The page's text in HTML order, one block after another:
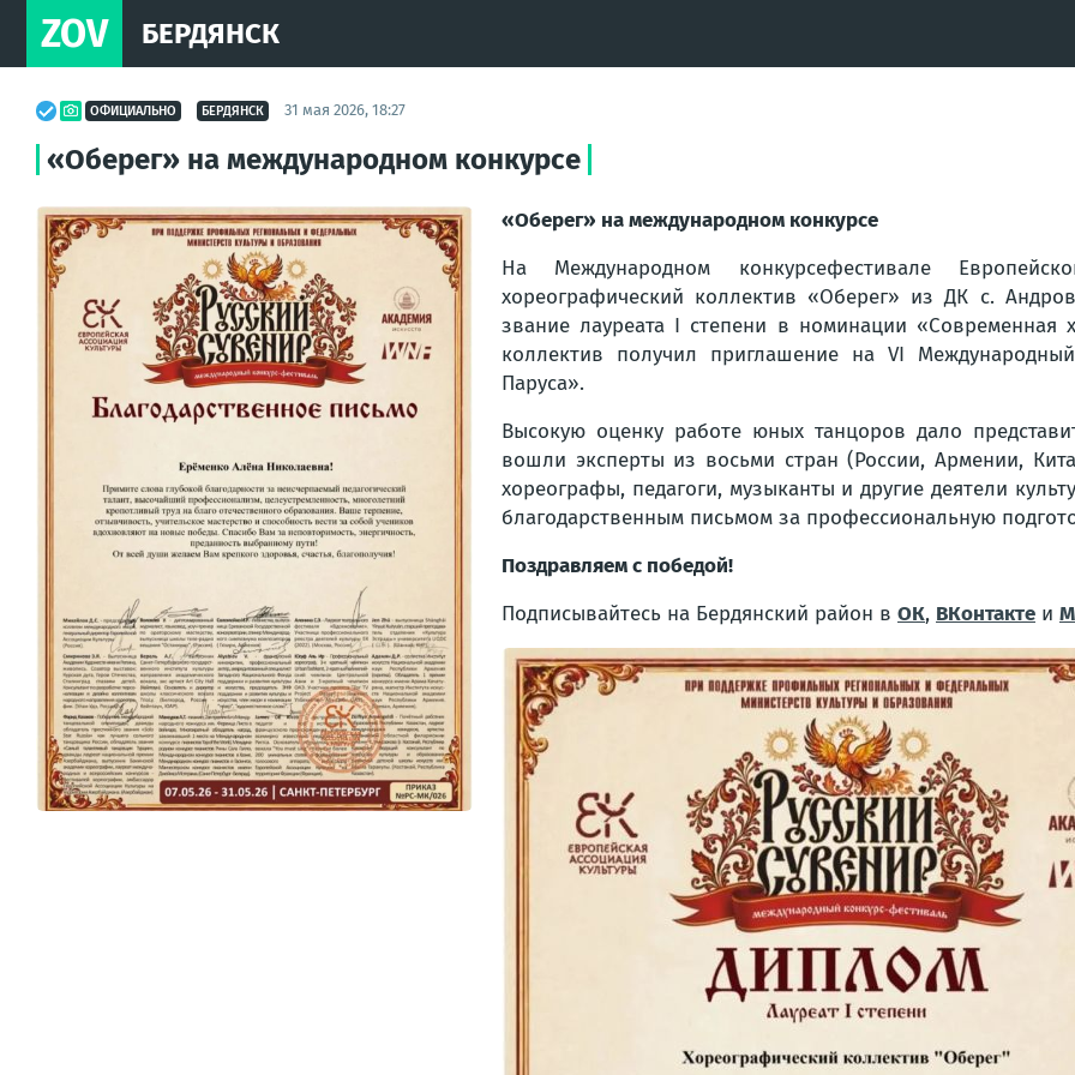
ZOV БЕРДЯНСК
ОФИЦИАЛЬНО БЕРДЯНСК 31 мая 2026, 18:27
«Оберег» на международном конкурсе
«Оберег» на международном конкурсе
На Международном конкурсефестивале
хореографический коллектив «Оберег» из ДК с.
звание лауреата I степени в номинации «Современная
коллектив получил приглашение на VI
Паруса».
Высокую оценку работе юных танцоров дало
вошли эксперты из восьми стран (России, Армении,
хореографы, педагоги, музыканты и другие деятели
благодарственным письмом за профессиональную
Поздравляем с победой!
Подписывайтесь на Бердянский район в ОК, ВКонтакте и